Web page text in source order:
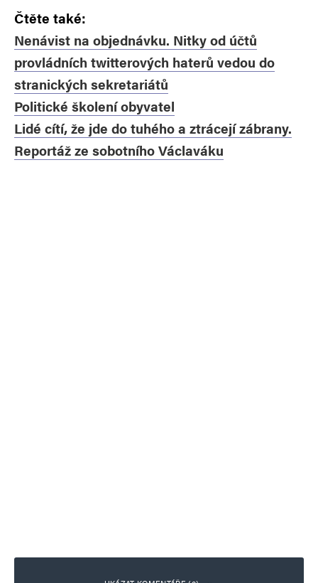
Čtěte také:
Nenávist na objednávku. Nitky od účtů
provládních twitterových haterů vedou do
stranických sekretariátů
Politické školení obyvatel
Lidé cítí, že jde do tuhého a ztrácejí zábrany.
Reportáž ze sobotního Václaváku